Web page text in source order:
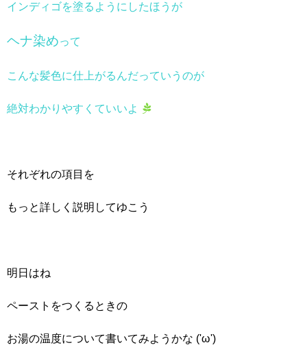
インディゴを塗るようにしたほうが
ヘナ染めって
こんな髪色に仕上がるんだっていうのが
絶対わかりやすくていいよ
それぞれの項目を
もっと詳しく説明してゆこう
明日はね
ペーストをつくるときの
お湯の温度について書いてみようかな ('ω')